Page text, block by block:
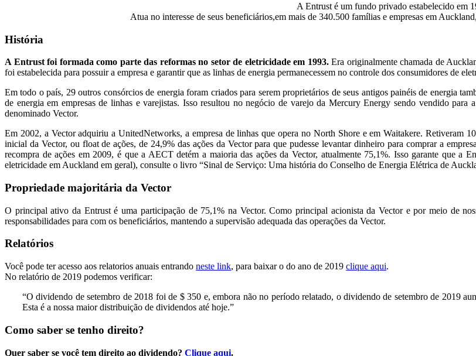
A Entrust é um fundo privado estabelecido em
Atua no interesse de seus beneficiários,em mais de 340.500 famílias e empresas em
História
A Entrust foi formada como parte das reformas no setor de eletricidade em 1993.Era originalmente chamada de
foi estabelecida para possuir a empresa e garantir que as linhas de energia permanecessem no controle dos consumidores de
Em todo o país, 29 outros consórcios de energia foram criados para serem proprietários de seus antigos painéis de energia
de energia em empresas de linhas e varejistas. Isso resultou no negócio de varejo da Mercury Energy sendo vendido
denominado Vector.
Em 2002, a Vector adquiriu a UnitedNetworks, a empresa de linhas que opera no North Shore e em Waitakere. Retiveram
inicial da Vector, ou float de ações, de 24,9% das ações da Vector para que pudesse levantar dinheiro para comprar a
recompra de ações em 2009, é que a AECT detém a maioria das ações da Vector, atualmente 75,1%. Isso garante que a
eletricidade em Auckland em geral), consulte o livro “Sinal de Serviço: Uma história do Conselho de Energia Elétrica de
Propriedade majoritária da Vector
O principal ativo da Entrust é uma participação de 75,1% na Vector. Como principal acionista da Vector e por meio de
responsabilidades para com os beneficiários, mantendo a supervisão adequada das operações da Vector.
Relatórios
Você pode ter acesso aos relatorios anuais entrando neste link, para baixar o do ano de 2019 clique aqui.
No relatório de 2019 podemos verificar:
“O dividendo de setembro de 2018 foi de $ 350 e, embora não no período relatado, o dividendo de setembro de 2019
Esta é a nossa maior distribuição de dividendos até hoje.”
Como saber se tenho direito?
Quer saber se você tem direito ao dividendo? Clique aqui.